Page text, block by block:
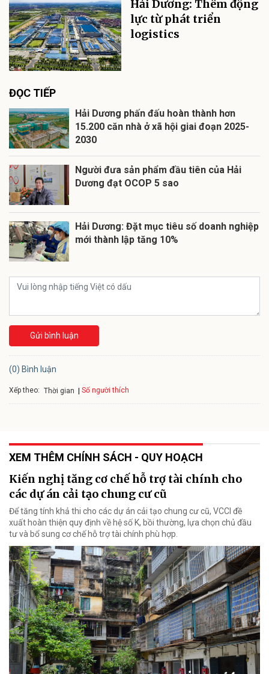
Hải Dương: Thêm động
lực từ phát triển
logistics
ĐỌC TIẾP
Hải Dương phấn đấu hoàn thành hơn
15.200 căn nhà ở xã hội giai đoạn 2025-
2030
Người đưa sản phẩm đầu tiên của Hải
Dương đạt OCOP 5 sao
Hải Dương: Đặt mục tiêu số doanh nghiệp
mới thành lập tăng 10%
Gửi bình luận
(0) Bình luận
Xếp theo: Thời gian Số người thích
XEM THÊM CHÍNH SÁCH - QUY HOẠCH
Kiến nghị tăng cơ chế hỗ trợ tài chính cho
các dự án cải tạo chung cư cũ
Để tăng tính khả thi cho các dự án cải tạo chung cư cũ, VCCI đề
xuất hoàn thiện quy định về hệ số K, bồi thường, lựa chọn chủ đầu
tư và bổ sung cơ chế hỗ trợ tài chính phù hợp.